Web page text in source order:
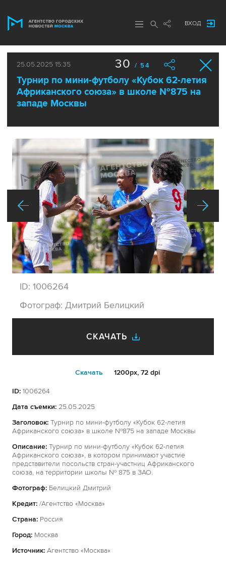
ВХОД
25.05.2025 15:35
Турнир по мини-футболу «Кубок 62-летия
Африканского союза» в школе №875 на
западе Москвы
30 / 54
ID: 1006264
Фотограф: Дмитрий Белицкий
СКАЧАТЬ
Cкачать 1200px, 72 dpi
ID: 1006264
Дата съемки: 25.05.2025
Заголовок: Турнир по мини-футболу «Кубок 62-летия
Африканского союза» в школе №875 на западе Москвы
Описание: Турнир по мини-футболу «Кубок 62-летия
Африканского союза», в котором принимают участие
представители посольств стран-участниц Африканского
союза, на территории школы № 875 в ЗАО.
Фотограф: Белицкий Дмитрий
Кредит: /Агентство «Москва»
Страна: Россия
Город: Москва
Источник: Агентство «Москва»